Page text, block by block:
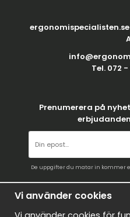
ergonomispecialisten.se
Tel. 072
Prenumerera på
De uppgifter du matar in kommer
Vi använder cookies